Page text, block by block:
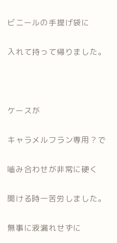
ビニールの手提げ袋に
入れて持って帰りました。
ケースが
キャラメルフラン専用？で
嚙み合わせが非常に硬く
開ける時一苦労しました。
無事に液漏れせずに